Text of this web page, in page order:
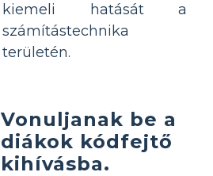
kiemeli hatását a
számítástechnika
területén.
Vonuljanak be a
diákok kódfejtő
kihívásba.